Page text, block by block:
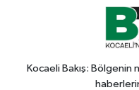
Kocaeli Bakış: Bölgenin